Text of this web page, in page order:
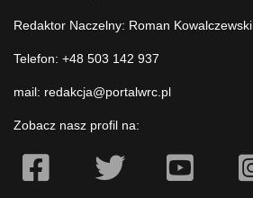
Redaktor Naczelny: Roman Kowalczewski
Telefon: +48 503 142 937
mail: redakcja@portalwrc.pl
Zobacz nasz profil na: